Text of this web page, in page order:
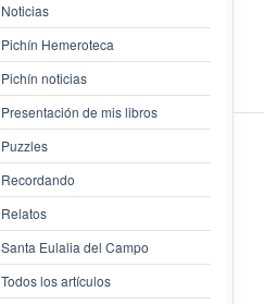
Noticias
Pichín Hemeroteca
Pichín noticias
Presentación de mis libros
Puzzles
Recordando
Relatos
Santa Eulalia del Campo
Todos los artículos